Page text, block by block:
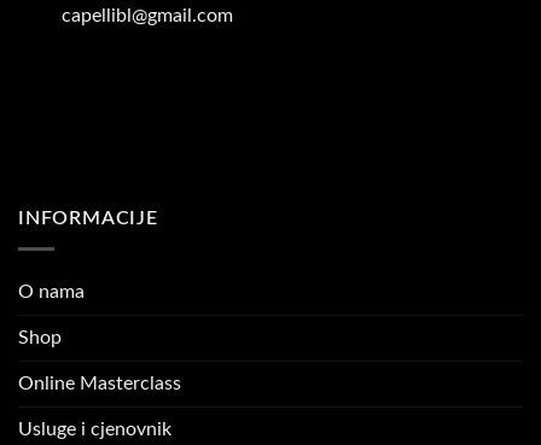
capellibl@gmail.com
INFORMACIJE
O nama
Shop
Online Masterclass
Usluge i cjenovnik